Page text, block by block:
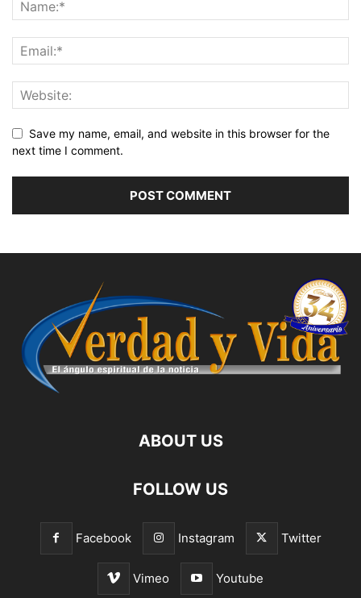
Save my name, email, and website in this browser for the
next time I comment.
ABOUT US
FOLLOW US
Facebook Instagram Twitter
Vimeo Youtube